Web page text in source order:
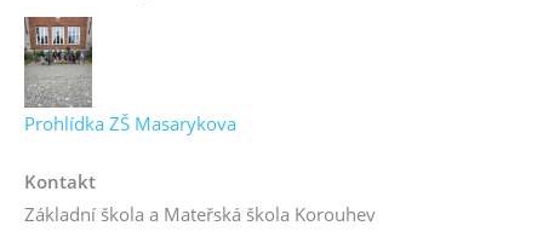
Prohlídka ZŠ Masarykova
Kontakt
Základní škola a Mateřská škola Korouhev